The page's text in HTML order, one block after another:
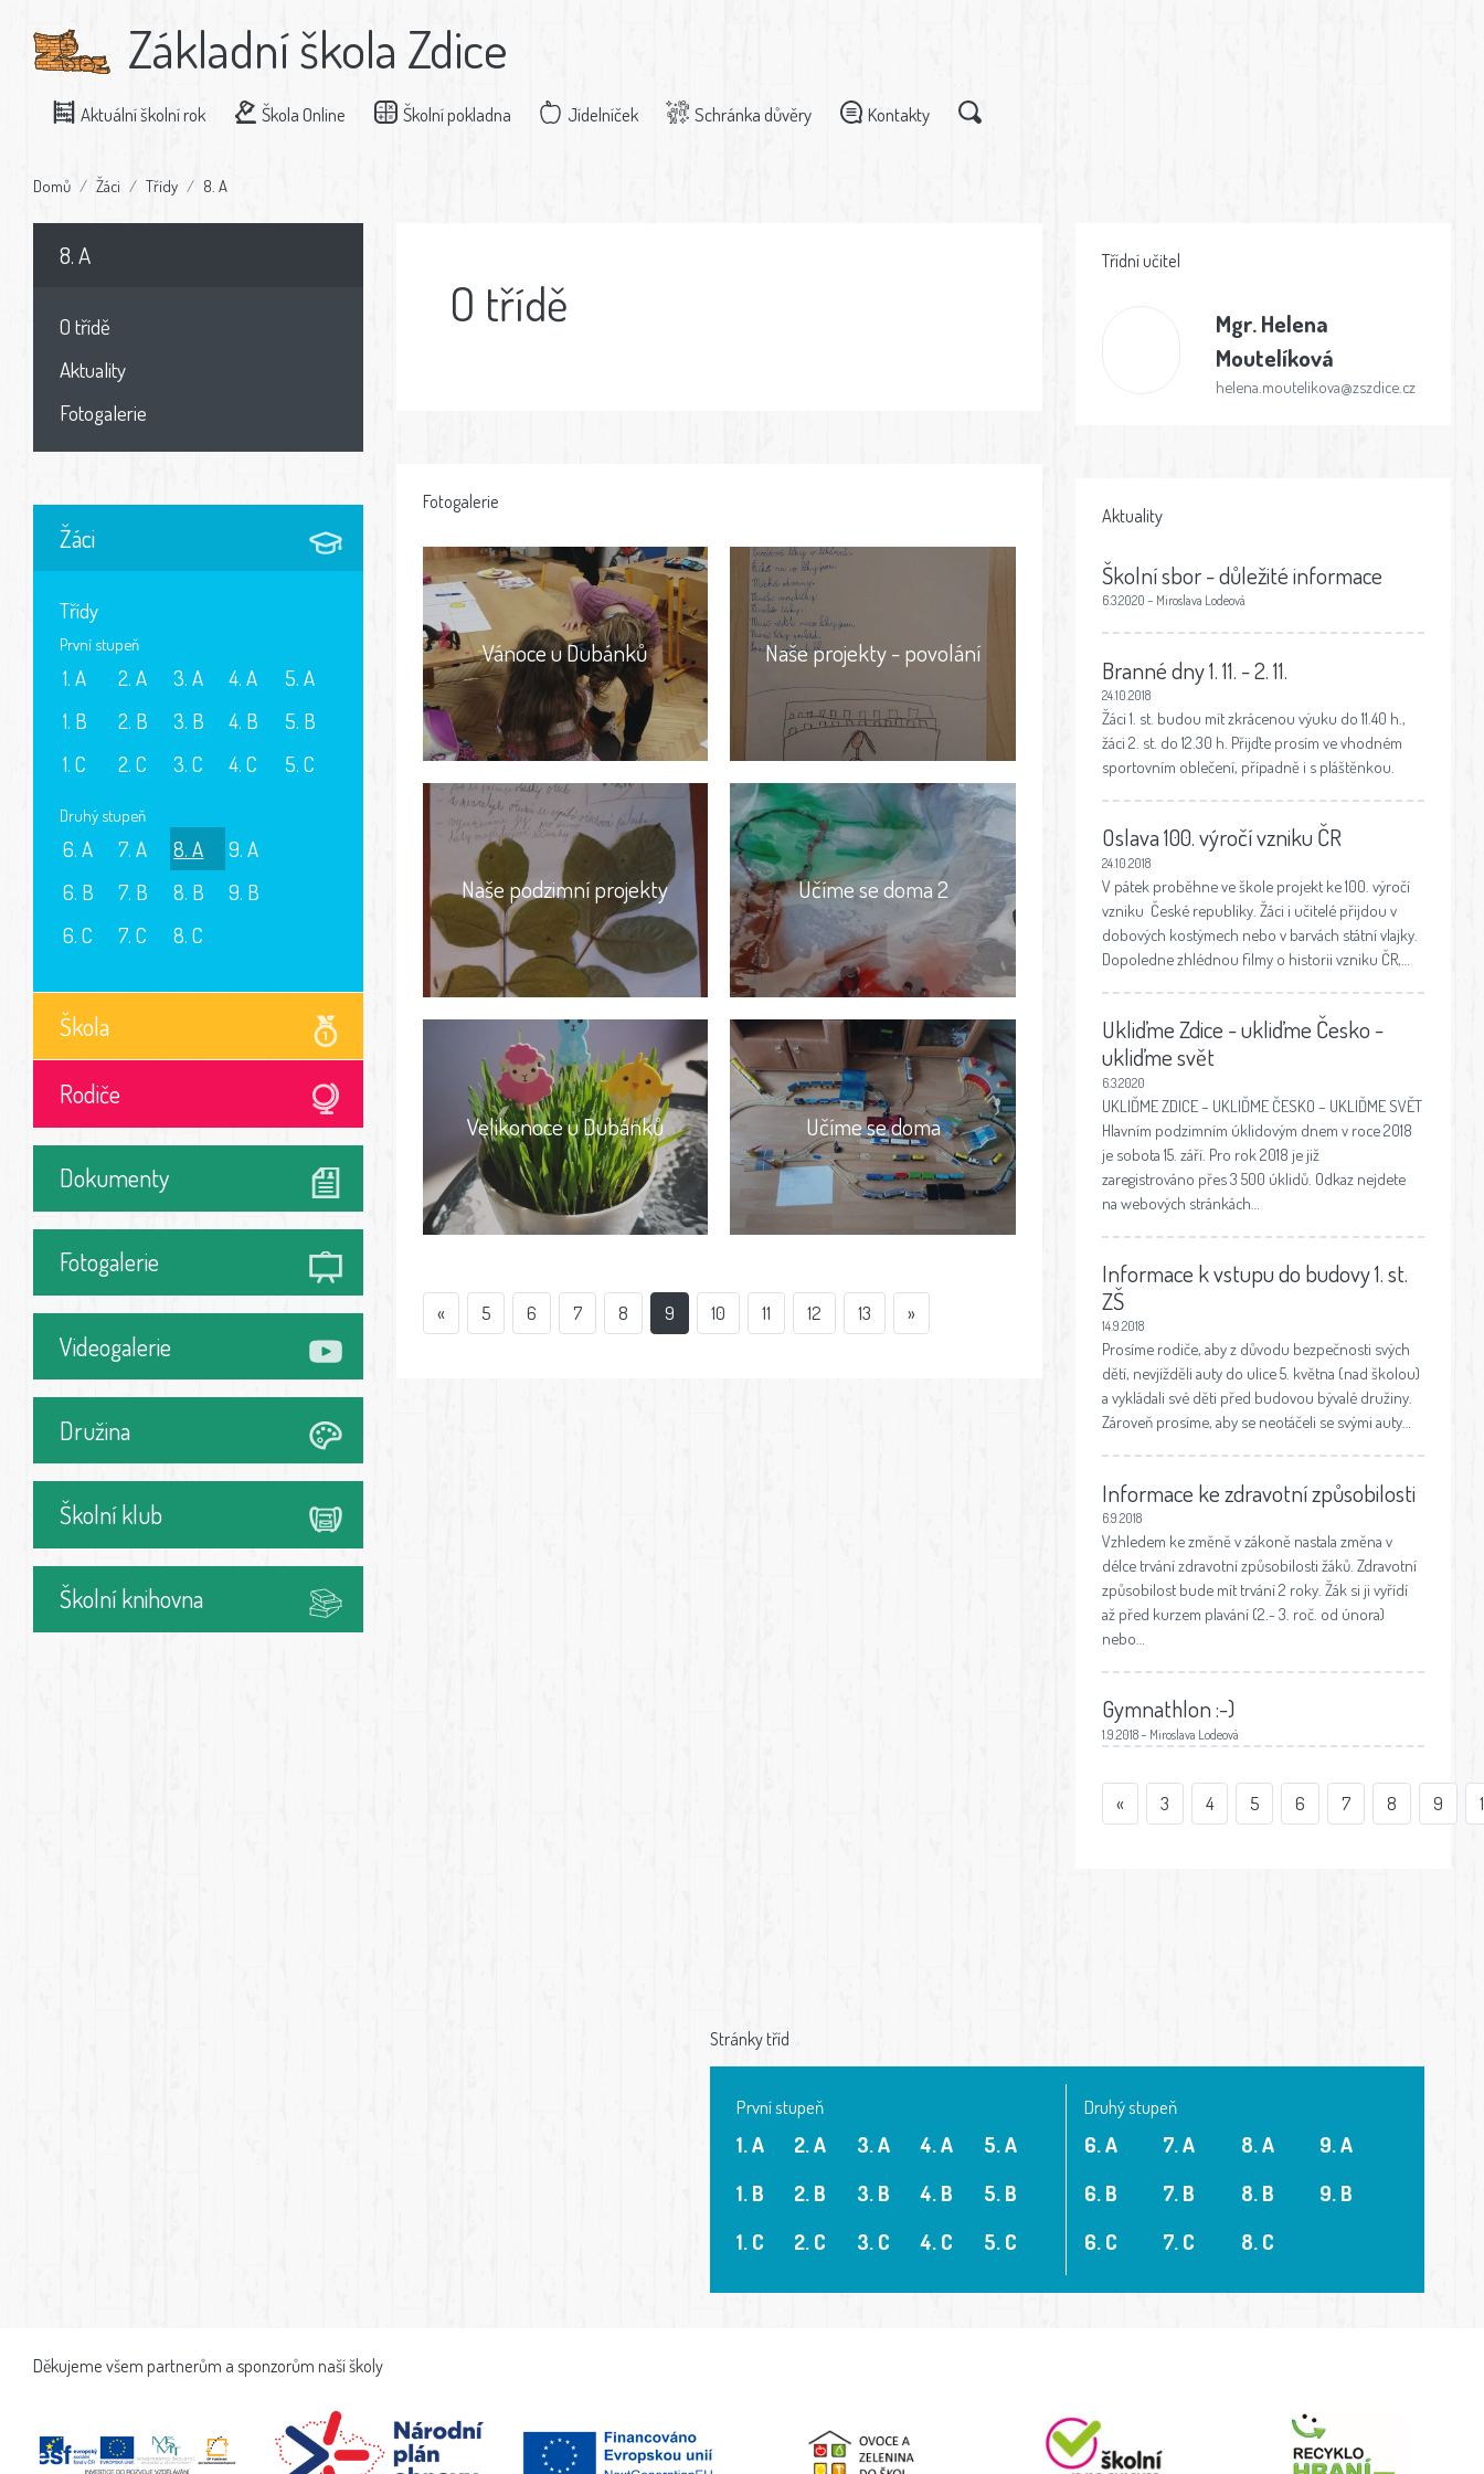
Základní škola Zdice
Aktuální školní rok Škola Online Školní pokladna Jídelníček Schránka důvěry Kontakty
Domů Žáci Třídy 8. A
8. A
O třídě
Aktuality
Fotogalerie
Žáci
Třídy
První stupeň
1. A
1. B
1. C
2. A
2. B
2. C
3. A
3. B
3. C
4. A
4. B
4. C
5. A
5. B
5. C
Druhý stupeň
6. A
6. B
6. C
7. A
7. B
7. C
8. A
8. B
8. C
9. A
9. B
Škola
Rodiče
Dokumenty
Fotogalerie
Videogalerie
Družina
Školní klub
Školní knihovna
O třídě
Fotogalerie
Vánoce u Dubánků Naše projekty - povolání
Naše podzimní projekty Učíme se doma 2
Velikonoce u Dubánků Učíme se doma
« 5 6 7 8 9 10 11 12 13 »
Třídní učitel
Mgr.Helena
Moutelíková
helena.moutelikova@zszdice.cz
Aktuality
Školní sbor - důležité informace
6.3.2020 – Miroslava Lodeová
Branné dny 1. 11. - 2. 11.
24.10.2018
Žáci 1. st. budou mít zkrácenou výuku do 11.40 h.,
žáci 2. st. do 12.30 h. Přijďte prosím ve vhodném
sportovním oblečení, případně i s pláštěnkou.
Oslava 100. výročí vzniku ČR
24.10.2018
V pátek proběhne ve škole projekt ke 100. výročí
vzniku České republiky. Žáci i učitelé přijdou v
dobových kostýmech nebo v barvách státní vlajky.
Dopoledne zhlédnou filmy o historii vzniku ČR,…
Ukliďme Zdice - ukliďme Česko -
ukliďme svět
6.3.2020
UKLIĎME ZDICE – UKLIĎME ČESKO – UKLIĎME SVĚT
Hlavním podzimním úklidovým dnem v roce 2018
je sobota 15. září. Pro rok 2018 je již
zaregistrováno přes 3 500 úklidů. Odkaz nejdete
na webových stránkách…
Informace k vstupu do budovy 1. st.
ZŠ
14.9.2018
Prosíme rodiče, aby z důvodu bezpečnosti svých
dětí, nevjížděli auty do ulice 5. května (nad školou)
a vykládali své děti před budovou bývalé družiny.
Zároveň prosíme, aby se neotáčeli se svými auty…
Informace ke zdravotní způsobilosti
6.9.2018
Vzhledem ke změně v zákoně nastala změna v
délce trvání zdravotní způsobilosti žáků. Zdravotní
způsobilost bude mít trvání 2 roky. Žák si ji vyřídí
až před kurzem plavání (2.- 3. roč. od února)
nebo…
Gymnathlon :-)
1.9.2018 – Miroslava Lodeová
« 3 4 5 6 7 8 9
Stránky tříd
První stupeň
1. A
1. B
1. C
2. A
2. B
2. C
3. A
3. B
3. C
4. A
4. B
4. C
5. A
5. B
5. C
Druhý stupeň
6. A
6. B
6. C
7. A
7. B
7. C
8. A
8. B
8. C
9. A
9. B
Děkujeme všem partnerům a sponzorům naší školy